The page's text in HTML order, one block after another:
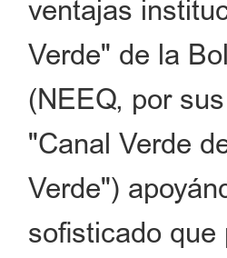
ventajas
Verde" de la
(NEEQ, por
"Canal Verde
Verde")
sofisticado